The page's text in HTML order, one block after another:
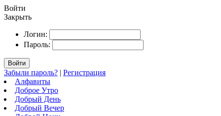
Войти
Закрыть
Логин:
Пароль:
Войти
Забыли пароль? | Регистрация
Алфавиты
Доброе Утро
Добрый День
Добрый Вечер